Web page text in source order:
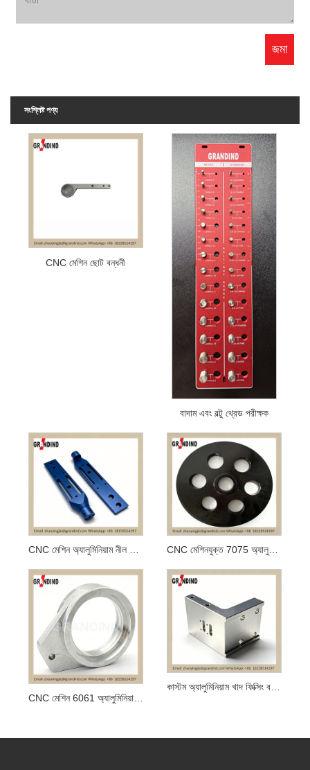
সংশ্লিষ্ট পণ্য
CNC মেশিন ছোট বন্ধনী
বাদাম এবং বল্টু থ্রেড পরীক্ষক
CNC মেশিন অ্যালুমিনিয়াম নীল Anodized উপাদান CNC মেশিনযুক্ত 7075 অ্যালুমিনিয়াম কালো অ্যানোডাইজড পুলি
CNC মেশিন 6061 অ্যালুমিনিয়াম খাদ ভারবহন প্লেট